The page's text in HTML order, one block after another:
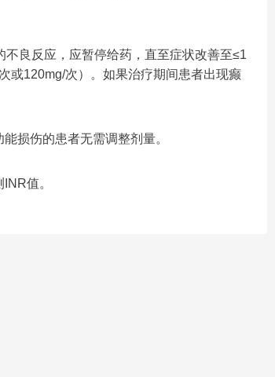
良反应，应暂停给药，直至症状改善至≤1
或120mg/次）。如果治疗期间患者出现癫
损伤的患者无需调整剂量。
值。